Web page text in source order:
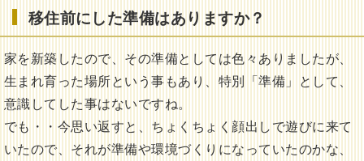
移住前にした準備はありますか？
家を新築したので、その準備としては色々ありましたが、
生まれ育った場所という事もあり、特別「準備」として、
意識してした事はないですね。
でも・・今思い返すと、ちょくちょく顔出しで遊びに来て
いたので、それが準備や環境づくりになっていたのかな、